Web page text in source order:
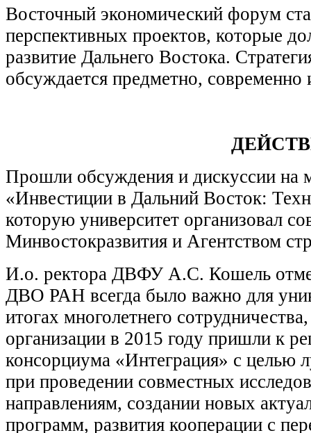
Восточный экономический форум
перспективных проектов, которые
развитие Дальнего Востока.
обсуждается предметно, современно
Прошли обсуждения и дискуссии на
«Инвестиции в Дальний Восток:
которую университет организовал
Минвостокразвития и Агентством
И.о. ректора ДВФУ А.С. Кошель
ДВО РАН всегда было важно для
итогах многолетнего
организации в 2015 году пришли к
консорциума «Интеграция» с целью
при проведении совместных
направлениям, создании новых
программ, развития кооперации с